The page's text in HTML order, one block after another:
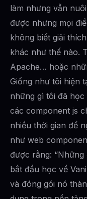
làm nhưng vẫn
được nhưng mọi
không biết giải
khác như thế nào.
Apache… hoặc
Giống như tôi hiện
những gì tôi đã
các component js
nhiều thời gian để
như web
được rằng: “Những
bắt đầu học về
và đóng gói nó